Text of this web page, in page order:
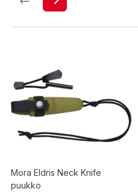
Mora Eldris Neck Knife
puukko